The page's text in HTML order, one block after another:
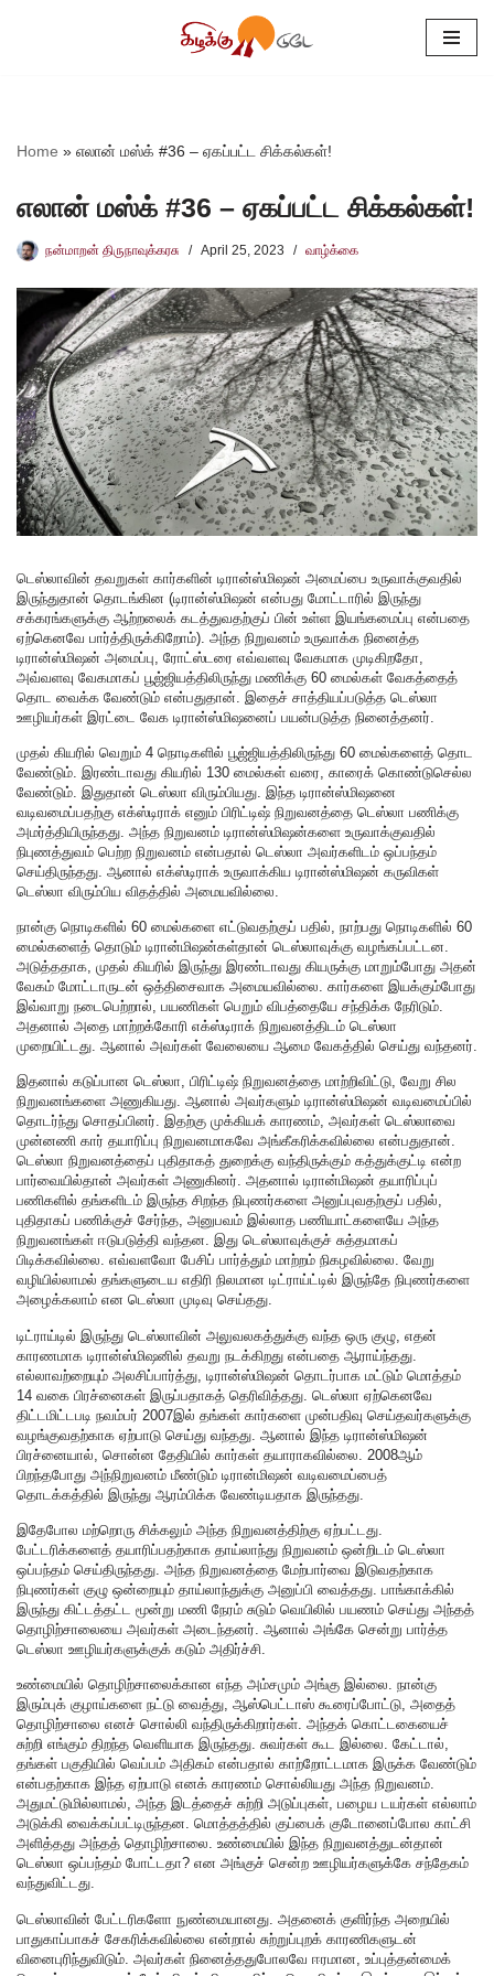
Home » எலான் மஸ்க் #36 – ஏகப்பட்ட சிக்கல்கள்!
எலான் மஸ்க் #36 – ஏகப்பட்ட சிக்கல்கள்!
நன்மாறன் திருநாவுக்கரசு April 25, 2023 வாழ்க்கை
டெஸ்லாவின் தவறுகள் கார்களின் டிரான்ஸ்மிஷன் அமைப்பை உருவாக்குவதில்
இருந்துதான் தொடங்கின (டிரான்ஸ்மிஷன் என்பது மோட்டாரில் இருந்து
சக்கரங்களுக்கு ஆற்றலைக் கடத்துவதற்குப் பின் உள்ள இயங்கமைப்பு என்பதை
ஏற்கெனவே பார்த்திருக்கிறோம்). அந்த நிறுவனம் உருவாக்க நினைத்த
டிரான்ஸ்மிஷன் அமைப்பு, ரோட்ஸ்டரை எவ்வளவு வேகமாக முடிகிறதோ,
அவ்வளவு வேகமாகப் பூஜ்ஜியத்திலிருந்து மணிக்கு 60 மைல்கள் வேகத்தைத்
தொட வைக்க வேண்டும் என்பதுதான். இதைச் சாத்தியப்படுத்த டெஸ்லா
ஊழியர்கள் இரட்டை வேக டிரான்ஸ்மிஷனைப் பயன்படுத்த நினைத்தனர்.
முதல் கியரில் வெறும் 4 நொடிகளில் பூஜ்ஜியத்திலிருந்து 60 மைல்களைத் தொட
வேண்டும். இரண்டாவது கியரில் 130 மைல்கள் வரை, காரைக் கொண்டுசெல்ல
வேண்டும். இதுதான் டெஸ்லா விரும்பியது. இந்த டிரான்ஸ்மிஷனை
வடிவமைப்பதற்கு எக்ஸ்டிராக் எனும் பிரிட்டிஷ் நிறுவனத்தை டெஸ்லா பணிக்கு
அமர்த்தியிருந்தது. அந்த நிறுவனம் டிரான்ஸ்மிஷன்களை உருவாக்குவதில்
நிபுணத்துவம் பெற்ற நிறுவனம் என்பதால் டெஸ்லா அவர்களிடம் ஒப்பந்தம்
செய்திருந்தது. ஆனால் எக்ஸ்டிராக் உருவாக்கிய டிரான்ஸ்மிஷன் கருவிகள்
டெஸ்லா விரும்பிய விதத்தில் அமையவில்லை.
நான்கு நொடிகளில் 60 மைல்களை எட்டுவதற்குப் பதில், நாற்பது நொடிகளில் 60
மைல்களைத் தொடும் டிரான்மிஷன்கள்தான் டெஸ்லாவுக்கு வழங்கப்பட்டன.
அடுத்ததாக, முதல் கியரில் இருந்து இரண்டாவது கியருக்கு மாறும்போது அதன்
வேகம் மோட்டாருடன் ஒத்திசைவாக அமையவில்லை. கார்களை இயக்கும்போது
இவ்வாறு நடைபெற்றால், பயணிகள் பெறும் விபத்தையே சந்திக்க நேரிடும்.
அதனால் அதை மாற்றக்கோரி எக்ஸ்டிராக் நிறுவனத்திடம் டெஸ்லா
முறையிட்டது. ஆனால் அவர்கள் வேலையை ஆமை வேகத்தில் செய்து வந்தனர்.
இதனால் கடுப்பான டெஸ்லா, பிரிட்டிஷ் நிறுவனத்தை மாற்றிவிட்டு, வேறு சில
நிறுவனங்களை அணுகியது. ஆனால் அவர்களும் டிரான்ஸ்மிஷன் வடிவமைப்பில்
தொடர்ந்து சொதப்பினர். இதற்கு முக்கியக் காரணம், அவர்கள் டெஸ்லாவை
முன்னணி கார் தயாரிப்பு நிறுவனமாகவே அங்கீகரிக்கவில்லை என்பதுதான்.
டெஸ்லா நிறுவனத்தைப் புதிதாகத் துறைக்கு வந்திருக்கும் கத்துக்குட்டி என்ற
பார்வையில்தான் அவர்கள் அணுகினர். அதனால் டிரான்மிஷன் தயாரிப்புப்
பணிகளில் தங்களிடம் இருந்த சிறந்த நிபுணர்களை அனுப்புவதற்குப் பதில்,
புதிதாகப் பணிக்குச் சேர்ந்த, அனுபவம் இல்லாத பணியாட்களையே அந்த
நிறுவனங்கள் ஈடுபடுத்தி வந்தன. இது டெஸ்லாவுக்குச் சுத்தமாகப்
பிடிக்கவில்லை. எவ்வளவோ பேசிப் பார்த்தும் மாற்றம் நிகழவில்லை. வேறு
வழியில்லாமல் தங்களுடைய எதிரி நிலமான டிட்ராய்ட்டில் இருந்தே நிபுணர்களை
அழைக்கலாம் என டெஸ்லா முடிவு செய்தது.
டிட்ராய்டில் இருந்து டெஸ்லாவின் அலுவலகத்துக்கு வந்த ஒரு குழு, எதன்
காரணமாக டிரான்ஸ்மிஷனில் தவறு நடக்கிறது என்பதை ஆராய்ந்தது.
எல்லாவற்றையும் அலசிப்பார்த்து, டிரான்ஸ்மிஷன் தொடர்பாக மட்டும் மொத்தம்
14 வகை பிரச்னைகள் இருப்பதாகத் தெரிவித்தது. டெஸ்லா ஏற்கெனவே
திட்டமிட்டபடி நவம்பர் 2007இல் தங்கள் கார்களை முன்பதிவு செய்தவர்களுக்கு
வழங்குவதற்காக ஏற்பாடு செய்து வந்தது. ஆனால் இந்த டிரான்ஸ்மிஷன்
பிரச்னையால், சொன்ன தேதியில் கார்கள் தயாராகவில்லை. 2008ஆம்
பிறந்தபோது அந்நிறுவனம் மீண்டும் டிரான்மிஷன் வடிவமைப்பைத்
தொடக்கத்தில் இருந்து ஆரம்பிக்க வேண்டியதாக இருந்தது.
இதேபோல மற்றொரு சிக்கலும் அந்த நிறுவனத்திற்கு ஏற்பட்டது.
பேட்டரிக்களைத் தயாரிப்பதற்காக தாய்லாந்து நிறுவனம் ஒன்றிடம் டெஸ்லா
ஒப்பந்தம் செய்திருந்தது. அந்த நிறுவனத்தை மேற்பார்வை இடுவதற்காக
நிபுணர்கள் குழு ஒன்றையும் தாய்லாந்துக்கு அனுப்பி வைத்தது. பாங்காக்கில்
இருந்து கிட்டத்தட்ட மூன்று மணி நேரம் சுடும் வெயிலில் பயணம் செய்து அந்தத்
தொழிற்சாலையை அவர்கள் அடைந்தனர். ஆனால் அங்கே சென்று பார்த்த
டெஸ்லா ஊழியர்களுக்குக் கடும் அதிர்ச்சி.
உண்மையில் தொழிற்சாலைக்கான எந்த அம்சமும் அங்கு இல்லை. நான்கு
இரும்புக் குழாய்களை நட்டு வைத்து, ஆஸ்பெட்டாஸ் கூரைப்போட்டு, அதைத்
தொழிற்சாலை எனச் சொல்லி வந்திருக்கிறார்கள். அந்தக் கொட்டகையைச்
சுற்றி எங்கும் திறந்த வெளியாக இருந்தது. சுவர்கள் கூட இல்லை. கேட்டால்,
தங்கள் பகுதியில் வெப்பம் அதிகம் என்பதால் காற்றோட்டமாக இருக்க வேண்டும்
என்பதற்காக இந்த ஏற்பாடு எனக் காரணம் சொல்லியது அந்த நிறுவனம்.
அதுமட்டுமில்லாமல், அந்த இடத்தைச் சுற்றி அடுப்புகள், பழைய டயர்கள் எல்லாம்
அடுக்கி வைக்கப்பட்டிருந்தன. மொத்தத்தில் குப்பைக் குடோனைப்போல காட்சி
அளித்தது அந்தத் தொழிற்சாலை. உண்மையில் இந்த நிறுவனத்துடன்தான்
டெஸ்லா ஒப்பந்தம் போட்டதா? என அங்குச் சென்ற ஊழியர்களுக்கே சந்தேகம்
வந்துவிட்டது.
டெஸ்லாவின் பேட்டரிகளோ நுண்மையானது. அதனைக் குளிர்ந்த அறையில்
பாதுகாப்பாகச் சேகரிக்கவில்லை என்றால் சுற்றுப்புறக் காரணிகளுடன்
வினைபுரிந்துவிடும். அவர்கள் நினைத்ததுபோலவே ஈரமான, உப்புத்தன்மைக்